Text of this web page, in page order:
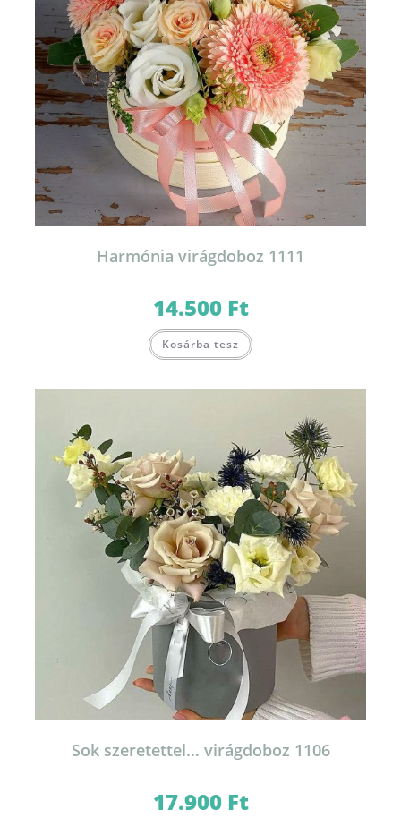
Harmónia virágdoboz 1111
14.500 Ft
Kosárba tesz
Sok szeretettel… virágdoboz 1106
17.900 Ft